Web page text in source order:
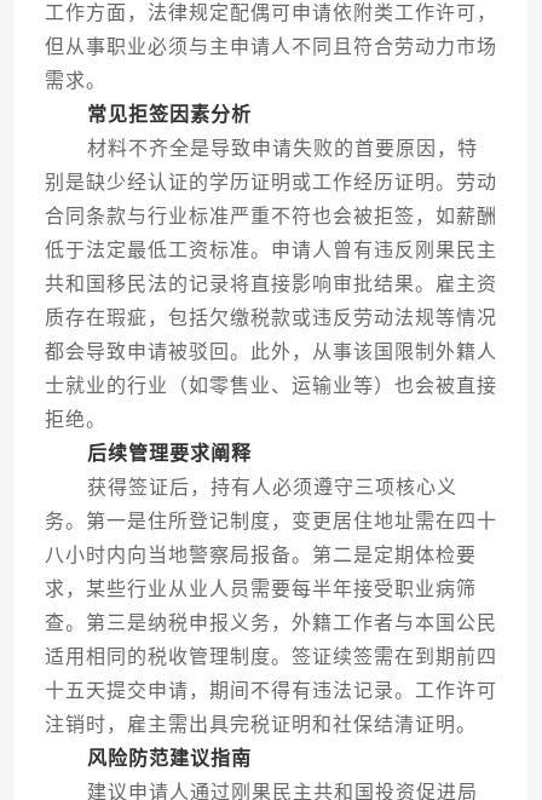
工作方面，法律规定配偶可申请依附类工作许可，
但从事职业必须与主申请人不同且符合劳动力市场
需求。
常见拒签因素分析
材料不齐全是导致申请失败的首要原因，特
别是缺少经认证的学历证明或工作经历证明。劳动
合同条款与行业标准严重不符也会被拒签，如薪酬
低于法定最低工资标准。申请人曾有违反刚果民主
共和国移民法的记录将直接影响审批结果。雇主资
质存在瑕疵，包括欠缴税款或违反劳动法规等情况
都会导致申请被驳回。此外，从事该国限制外籍人
士就业的行业（如零售业、运输业等）也会被直接
拒绝。
后续管理要求阐释
获得签证后，持有人必须遵守三项核心义
务。第一是住所登记制度，变更居住地址需在四十
八小时内向当地警察局报备。第二是定期体检要
求，某些行业从业人员需要每半年接受职业病筛
查。第三是纳税申报义务，外籍工作者与本国公民
适用相同的税收管理制度。签证续签需在到期前四
十五天提交申请，期间不得有违法记录。工作许可
注销时，雇主需出具完税证明和社保结清证明。
风险防范建议指南
建议申请人通过刚果民主共和国投资促进局